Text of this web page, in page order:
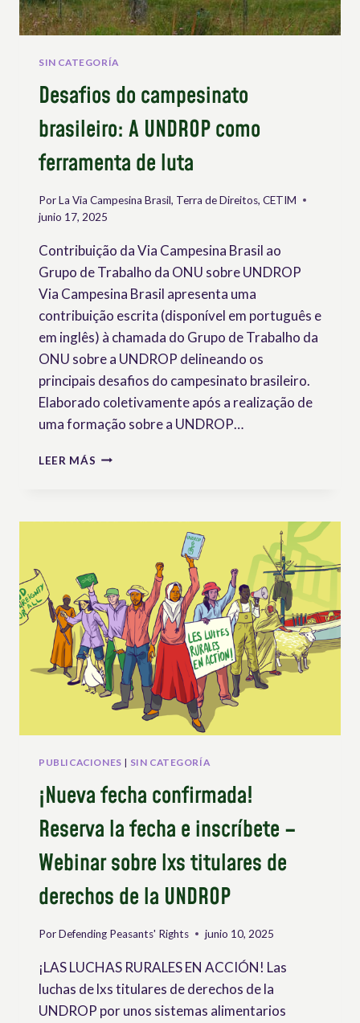
UNDROP
SIN CATEGORÍA
Desafios do campesinato
brasileiro: A UNDROP como
ferramenta de luta
PorLa Via Campesina Brasil, Terra de Direitos, CETIM
junio 17, 2025
Contribuição da Via Campesina Brasil ao
Grupo de Trabalho da ONU sobre UNDROP
Via Campesina Brasil apresenta uma
contribuição escrita (disponível em português e
em inglês) à chamada do Grupo de Trabalho da
ONU sobre a UNDROP delineando os
principais desafios do campesinato brasileiro.
Elaborado coletivamente após a realização de
uma formação sobre a UNDROP…
LEER MÁS DESAFIOS
A
FERRAMENTA
DE
LUTA
PUBLICACIONES | SIN CATEGORÍA
¡Nueva fecha confirmada!
Reserva la fecha e inscríbete –
Webinar sobre lxs titulares de
derechos de la UNDROP
PorDefending Peasants' Rights junio 10, 2025
¡LAS LUCHAS RURALES EN ACCIÓN! Las
luchas de lxs titulares de derechos de la
UNDROP por unos sistemas alimentarios